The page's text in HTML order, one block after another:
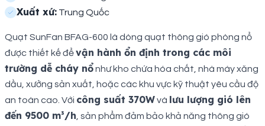
Xuất xứ: Trung Quốc
Quạt SunFan BFAG-600 là dòng quạt thông gió phòng nổ
được thiết kế đểvận hành ổn định trong các môi
trường dễ cháy nổnhư kho chứa hóa chất, nhà máy xăng
dầu, xưởng sản xuất, hoặc các khu vực kỹ thuật yêu cầu độ
an toàn cao. Với công suất 370Wvà lưu lượng gió lên
đến 9500 m³/h , sản phẩm đảm bảo khả năng thông gió